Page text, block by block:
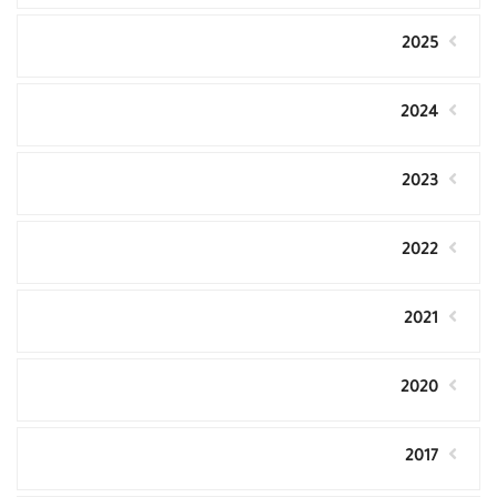
2025
2024
2023
2022
2021
2020
2017